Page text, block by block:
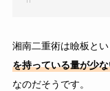
湘南二重術は瞼板と
を持っている量が少
なのだそうです。